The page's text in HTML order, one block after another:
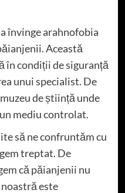
învinge arahnofobia
Această
în condiții de siguranță
unui specialist. De
de știință unde
mediu controlat.
să ne confruntăm cu
treptat. De
că păianjenii nu
este